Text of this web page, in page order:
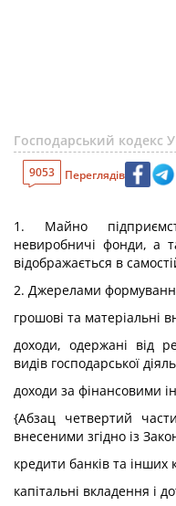
Господарський кодекс
9053 Переглядів
1. Майно
невиробничі фонди, а
відображається в
2. Джерелами
грошові та матеріальні
доходи, одержані від
видів господарської
доходи за фінансовими
{Абзац четвертий
внесеними згідно із
кредити банків та інших
капітальні вкладення і